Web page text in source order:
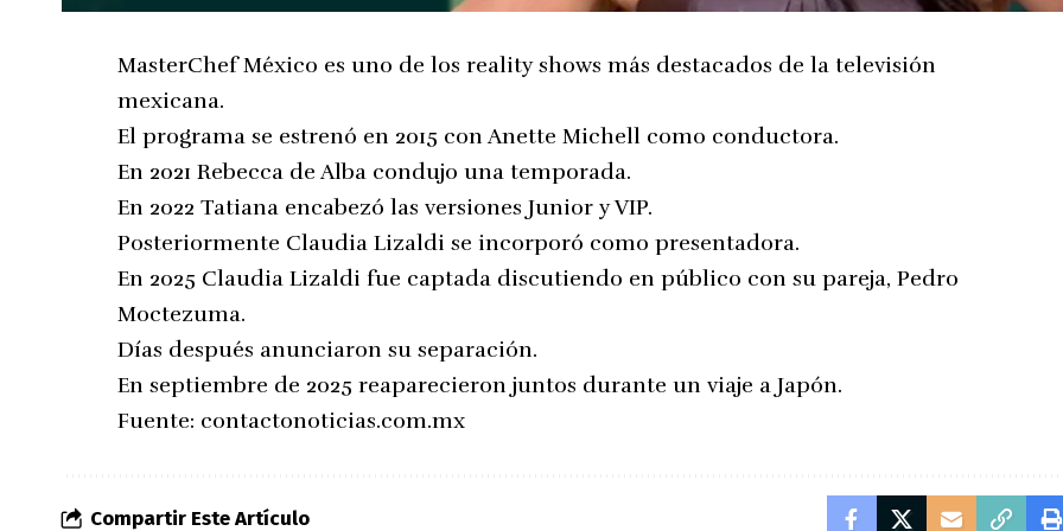
MasterChef México es uno de los reality shows más destacados de la televisión
mexicana.
El programa se estrenó en 2015 con Anette Michell como conductora.
En 2021 Rebecca de Alba condujo una temporada.
En 2022 Tatiana encabezó las versiones Junior y VIP.
Posteriormente Claudia Lizaldi se incorporó como presentadora.
En 2025 Claudia Lizaldi fue captada discutiendo en público con su pareja, Pedro
Moctezuma.
Días después anunciaron su separación.
En septiembre de 2025 reaparecieron juntos durante un viaje a Japón.
Fuente: contactonoticias.com.mx
Compartir Este Artículo